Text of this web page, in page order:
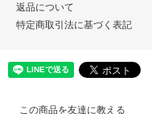
返品について
特定商取引法に基づく表記
この商品を友達に教える